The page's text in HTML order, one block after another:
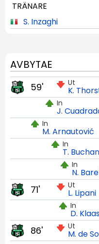
TRÄNARE
S. Inzaghi
AVBYTAE
Ut
K.
59'
In
J.
In
M. Arnautović
In
T.
In
N.
Ut
L. Lipani
71'
In
D.
Ut
M. de
86'